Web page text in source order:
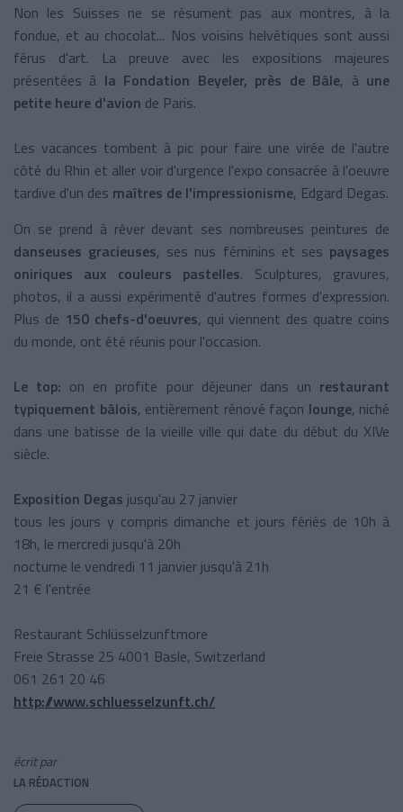
Non les Suisses ne se résument pas aux montres, à la
fondue, et au chocolat... Nos voisins helvétiques sont aussi
férus d'art. La preuve avec les expositions majeures
présentées à la Fondation Beyeler, près de Bâle, à une
petite heure d'avion de Paris.
Les vacances tombent à pic pour faire une virée de l'autre
côté du Rhin et aller voir d'urgence l'expo consacrée à l'oeuvre
tardive d'un des maîtres de l'impressionisme, Edgard Degas.
On se prend à rêver devant ses nombreuses peintures de
danseuses gracieuses, ses nus féminins et ses paysages
oniriques aux couleurs pastelles. Sculptures, gravures,
photos, il a aussi expérimenté d'autres formes d'expression.
Plus de 150 chefs-d'oeuvres, qui viennent des quatre coins
du monde, ont été réunis pour l'occasion.
Le top: on en profite pour déjeuner dans un restaurant
typiquement bâlois, entièrement rénové façon lounge, niché
dans une batisse de la vieille ville qui date du début du XIVe
siècle.
Exposition Degas jusqu'au 27 janvier
tous les jours y compris dimanche et jours fériés de 10h à
18h, le mercredi jusqu'à 20h
nocturne le vendredi 11 janvier jusqu'à 21h
21 € l'entrée
Restaurant Schlüsselzunftmore
Freie Strasse 25 4001 Basle, Switzerland
061 261 20 46
http://www.schluesselzunft.ch/
écrit par
LA RÉDACTION